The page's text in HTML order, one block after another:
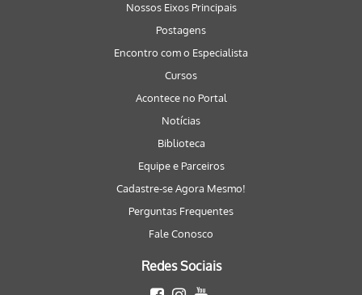
Nossos Eixos Principais
Postagens
Encontro com o Especialista
Cursos
Acontece no Portal
Notícias
Biblioteca
Equipe e Parceiros
Cadastre-se Agora Mesmo!
Perguntas Frequentes
Fale Conosco
Redes Sociais